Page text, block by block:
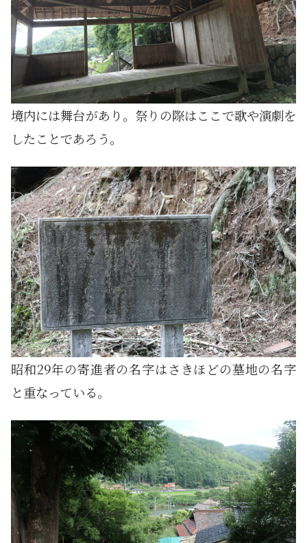
境内には舞台があり。祭りの際はここで歌や演劇を
したことであろう。
昭和29年の寄進者の名字はさきほどの墓地の名字
と重なっている。